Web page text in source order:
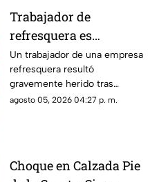
Trabajador de
refresquera es
atropellado en la
Costera Miguel Alemán
Un trabajador de una empresa
refresquera resultó
gravemente herido tras
resbalar de su camión y ser
agosto 05, 2026 04:27 p. m.
Choque en Calzada Pie